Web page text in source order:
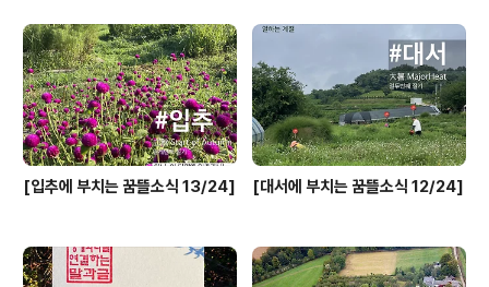
[입추에 부치는 꿈뜰소식 13/24] [대서에 부치는 꿈뜰소식 12/24]